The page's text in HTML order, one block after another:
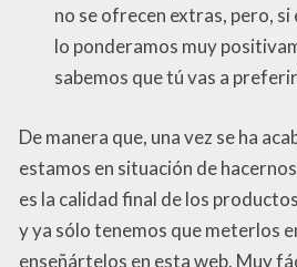
no se ofrecen extras, pero, si
lo ponderamos muy
sabemos que tú vas a
De manera que, una vez se ha
estamos en situación de
es la calidad final de los
y ya sólo tenemos que meterlos
enseñártelos en esta web. Muy